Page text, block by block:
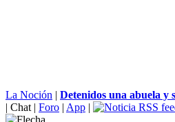
La Noción | Detenidos una abuela y
| Chat | Foro | App |